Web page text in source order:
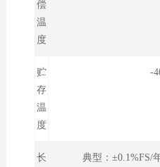
偿
温
度
贮
存
温
度
-
长
典型：